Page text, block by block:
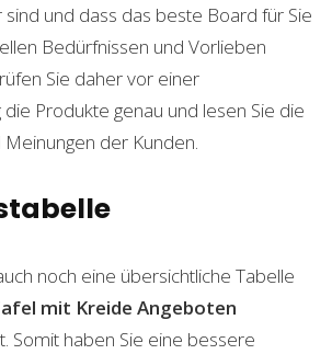
und dass das beste Board für Sie
Bedürfnissen und Vorlieben
Sie daher vor einer
Produkte genau und lesen Sie die
der Kunden.
noch eine übersichtliche Tabelle
mit Kreide Angeboten
Somit haben Sie eine bessere